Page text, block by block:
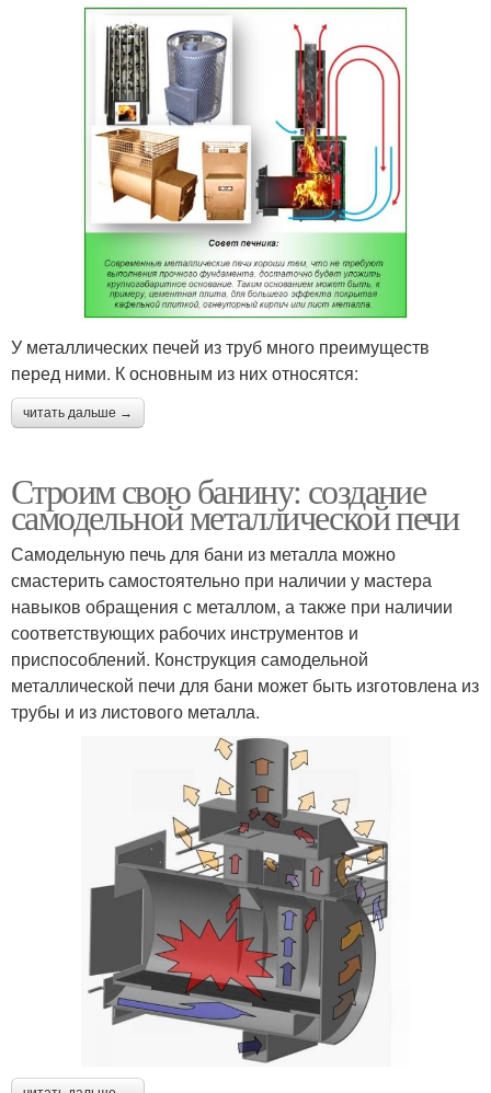
У металлических печей из труб много преимуществ
перед ними. К основным из них относятся:
читать дальше →
Строим свою банину: создание
самодельной металлической печи
Самодельную печь для бани из металла можно
смастерить самостоятельно при наличии у мастера
навыков обращения с металлом, а также при наличии
соответствующих рабочих инструментов и
приспособлений. Конструкция самодельной
металлической печи для бани может быть изготовлена из
трубы и из листового металла.